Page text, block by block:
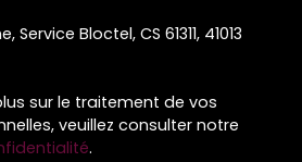
Service Bloctel, CS 61311, 41013
sur le traitement de vos
veuillez consulter notre
.